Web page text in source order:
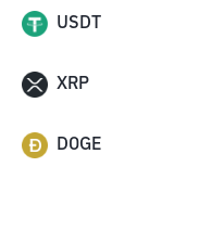
USDT
XRP
DOGE